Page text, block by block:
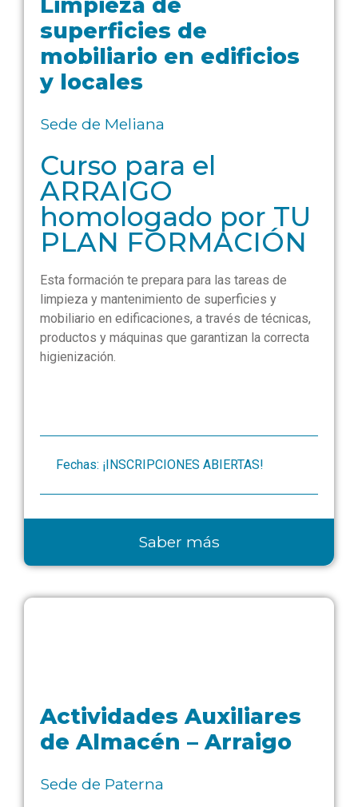
superficies de
mobiliario en edificios
y locales
Sede de Meliana
Curso para el
ARRAIGO
homologado por TU
PLAN FORMACIÓN
Esta formación te prepara para las tareas de
limpieza y mantenimiento de superficies y
mobiliario en edificaciones, a través de técnicas,
productos y máquinas que garantizan la correcta
higienización.
Fechas: ¡INSCRIPCIONES ABIERTAS!
Saber más
Actividades Auxiliares
de Almacén – Arraigo
Sede de Paterna